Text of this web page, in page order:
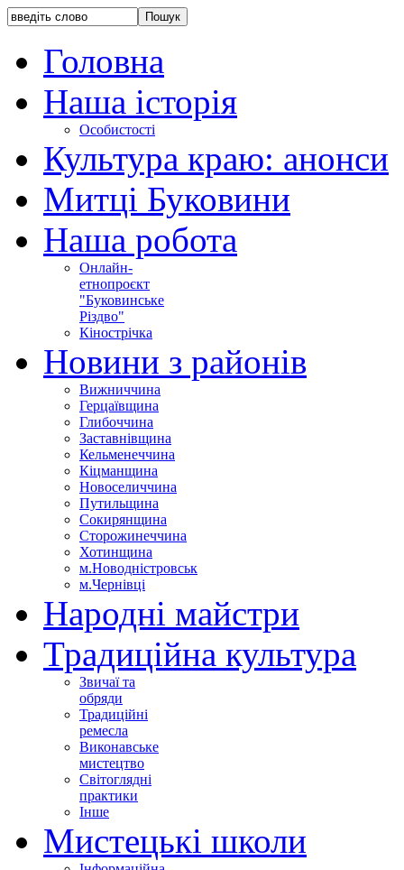
Головна
Наша історія
Особистості
Культура краю: анонси
Митці Буковини
Наша робота
Онлайн-
етнопроєкт
"Буковинське
Різдво"
Кінострічка
Новини з районів
Вижниччина
Герцаївщина
Глибоччина
Заставнівщина
Кельменеччина
Кіцманщина
Новоселиччина
Путильщина
Сокирянщина
Сторожинеччина
Хотинщина
м.Новодністровськ
м.Чернівці
Народні майстри
Традиційна культура
Звичаї та
обряди
Традиційні
ремесла
Виконавське
мистецтво
Світоглядні
практики
Інше
Мистецькі школи